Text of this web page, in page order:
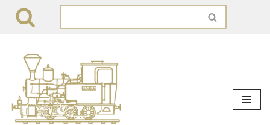
content